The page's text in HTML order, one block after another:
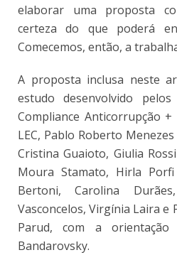
elaborar uma proposta
certeza do que poderá
Comecemos, então, a
A proposta inclusa neste
estudo desenvolvido
Compliance Anticorrupção +
LEC, Pablo Roberto
Cristina Guaioto, Giulia
Moura Stamato, Hirla
Bertoni, Carolina
Vasconcelos, Virgínia Laira e
Parud, com a
Bandarovsky.